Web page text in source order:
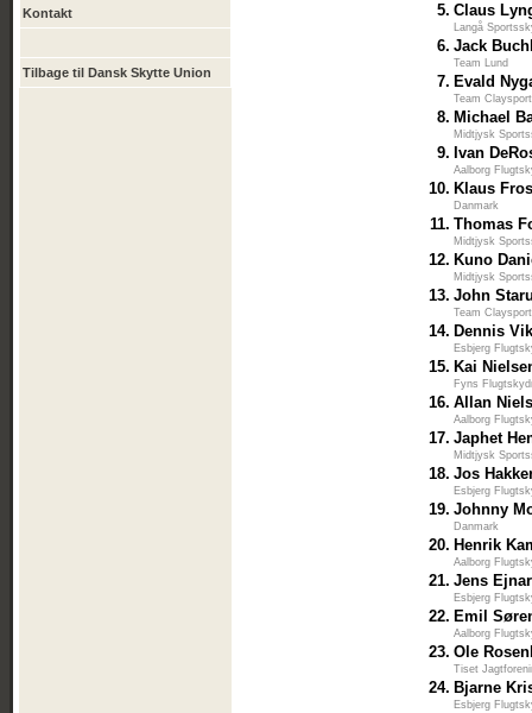
Kontakt
Tilbage til Dansk Skytte Union
5. Claus
Langå
6. Jack
Team Lund
7. Evald
Team
8. Michael
Midtjysk
9. Ivan
Aalborg
10. Klaus
Danmark
11. Thomas
Midtjysk
12. Kuno
Midtjysk
13. John
Team
14. Dennis
Esbjerg
15. Kai
Fyns
16. Allan
Aalborg
17. Japhet
Midtjysk
18. Jos
Esbjerg
19. Johnny
Danmark
20. Henrik
Aalborg
21. Jens
Esbjerg
22. Emil
Aalborg
23. Ole
Tiset
24. Bjarne
Esbjerg